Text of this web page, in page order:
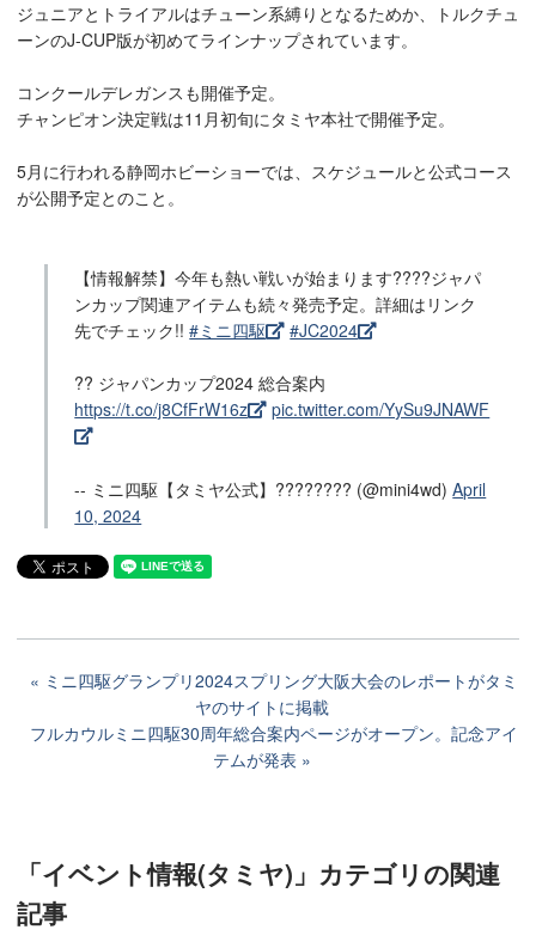
ジュニアとトライアルはチューン系縛りとなるためか、トルクチュ
ーンのJ-CUP版が初めてラインナップされています。
コンクールデレガンスも開催予定。
チャンピオン決定戦は11月初旬にタミヤ本社で開催予定。
5月に行われる静岡ホビーショーでは、スケジュールと公式コース
が公開予定とのこと。
【情報解禁】今年も熱い戦いが始まります????ジャパ
ンカップ関連アイテムも続々発売予定。詳細はリンク
先でチェック!!#ミニ四駆 #JC2024
?? ジャパンカップ2024 総合案内
https://t.co/j8CfFrW16z
pic.twitter.com/YySu9JNAWF
-- ミニ四駆【タミヤ公式】???????? (@mini4wd)April
10, 2024
ミニ四駆グランプリ2024スプリング大阪大会のレポートがタミ
ヤのサイトに掲載
フルカウルミニ四駆30周年総合案内ページがオープン。記念アイ
テムが発表
「イベント情報(タミヤ)」カテゴリの関連
記事